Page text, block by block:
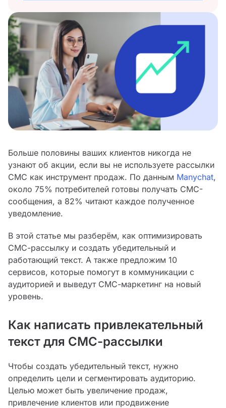
Больше половины ваших клиентов никогда не
узнают об акции, если вы не используете рассылки
СМС как инструмент продаж. По данным Manychat,
около 75% потребителей готовы получать СМС-
сообщения, а 82% читают каждое полученное
уведомление.
В этой статье мы разберём, как оптимизировать
СМС-рассылку и создать убедительный и
работающий текст. А также предложим 10
сервисов, которые помогут в коммуникации с
аудиторией и выведут СМС-маркетинг на новый
уровень.
Как написать привлекательный
текст для СМС-рассылки
Чтобы создать убедительный текст, нужно
определить цели и сегментировать аудиторию.
Целью может быть увеличение продаж,
привлечение клиентов или продвижение